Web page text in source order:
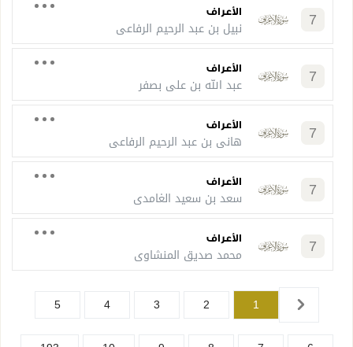
7 الأعراف
نبيل بن عبد الرحيم الرفاعي
7 الأعراف
عبد الله بن علي بصفر
7 الأعراف
هاني بن عبد الرحيم الرفاعي
7 الأعراف
سعد بن سعيد الغامدي
7 الأعراف
محمد صديق المنشاوي
1
2
3
4
5